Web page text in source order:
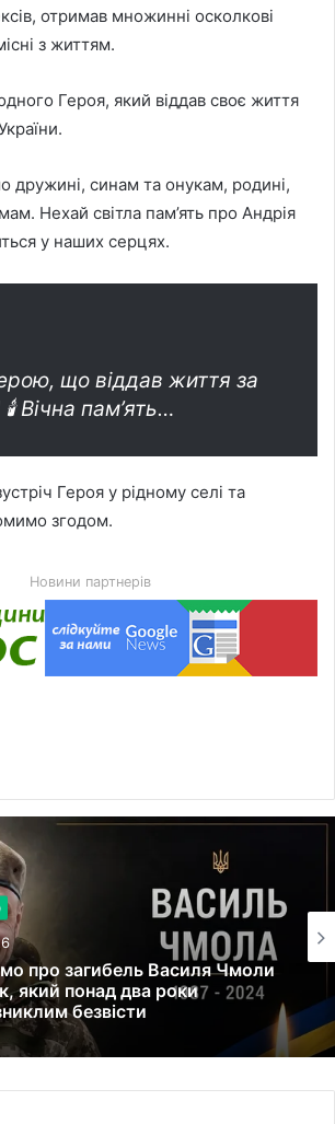
отримав множинні осколкові
з життям.
Героя, який віддав своє життя
дружині, синам та онукам, родині,
Нехай світла пам’ять про Андрія
у наших серцях.
що віддав життя за
🕯️ Вічна пам’ять…
Героя у рідному селі та
згодом.
Новини партнерів
про загибель Василя Чмоли
який понад два роки
безвісти